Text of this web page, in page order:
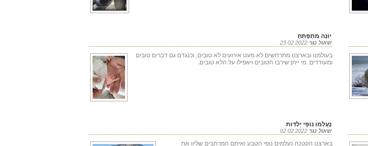
יוֹנָה מִתְפַּתֵּחַ
שאול נגר 23.02.2022
בעולמנו ובארצנו מתרחשים לא מעט אירועים לא טובים, וכנגדם גם דברים טובים
ומעודדים. מי ייתן שירבו הטובים ויאפילו על הלא טובים.
נֶעֶלְמוּ נוֹפֵי יַלְדוּת
שאול נגר 02.02.2022
בארצנו הקטנה נעלמים נופי הטבע ואיתם המרחבים שליוו את